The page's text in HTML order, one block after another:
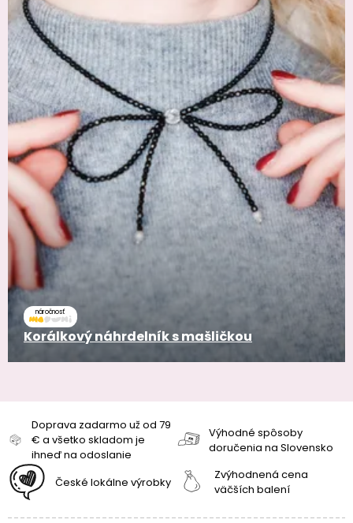
náročnosť
Korálkový náhrdelník s mašličkou
Doprava zadarmo už od 79
€ a všetko skladom je
ihneď na odoslanie
Výhodné spôsoby
doručenia na Slovensko
České lokálne výrobky
Zvýhodnená cena
väčších balení